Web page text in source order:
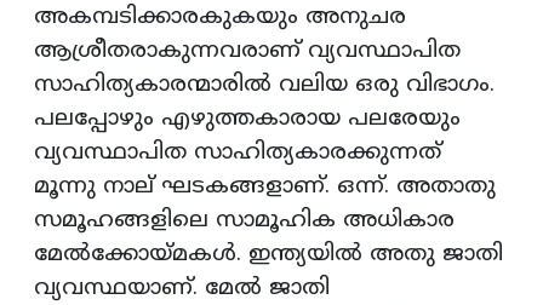
അകമ്പടിക്കാരകുകയും അനുചര
ആശ്രീതരാകുന്നവരാണ് വ്യവസ്ഥാപിത
സാഹിത്യകാരന്മാരിൽ വലിയ ഒരു വിഭാഗം.
പലപ്പോഴും എഴുത്തകാരായ പലരേയും
വ്യവസ്ഥാപിത സാഹിത്യകാരക്കുന്നത്
മൂന്നു നാല് ഘടകങ്ങളാണ്. ഒന്ന്. അതാതു
സമൂഹങ്ങളിലെ സാമൂഹിക അധികാര
മേൽക്കോയ്‌മകൾ. ഇന്ത്യയിൽ അതു ജാതി
വ്യവസ്ഥയാണ്. മേൽ ജാതി